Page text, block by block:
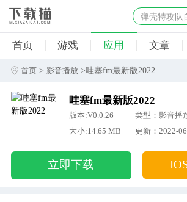
弹壳特攻队
杀手47行动
地狱幸存者
首页 游戏 应用 文章
首页 >影音播放 >哇塞fm最新版2022
哇塞fm最新版2022
版本:V0.0.26
类型：影音播
大小:14.65 MB
更新：2022-
立即下载